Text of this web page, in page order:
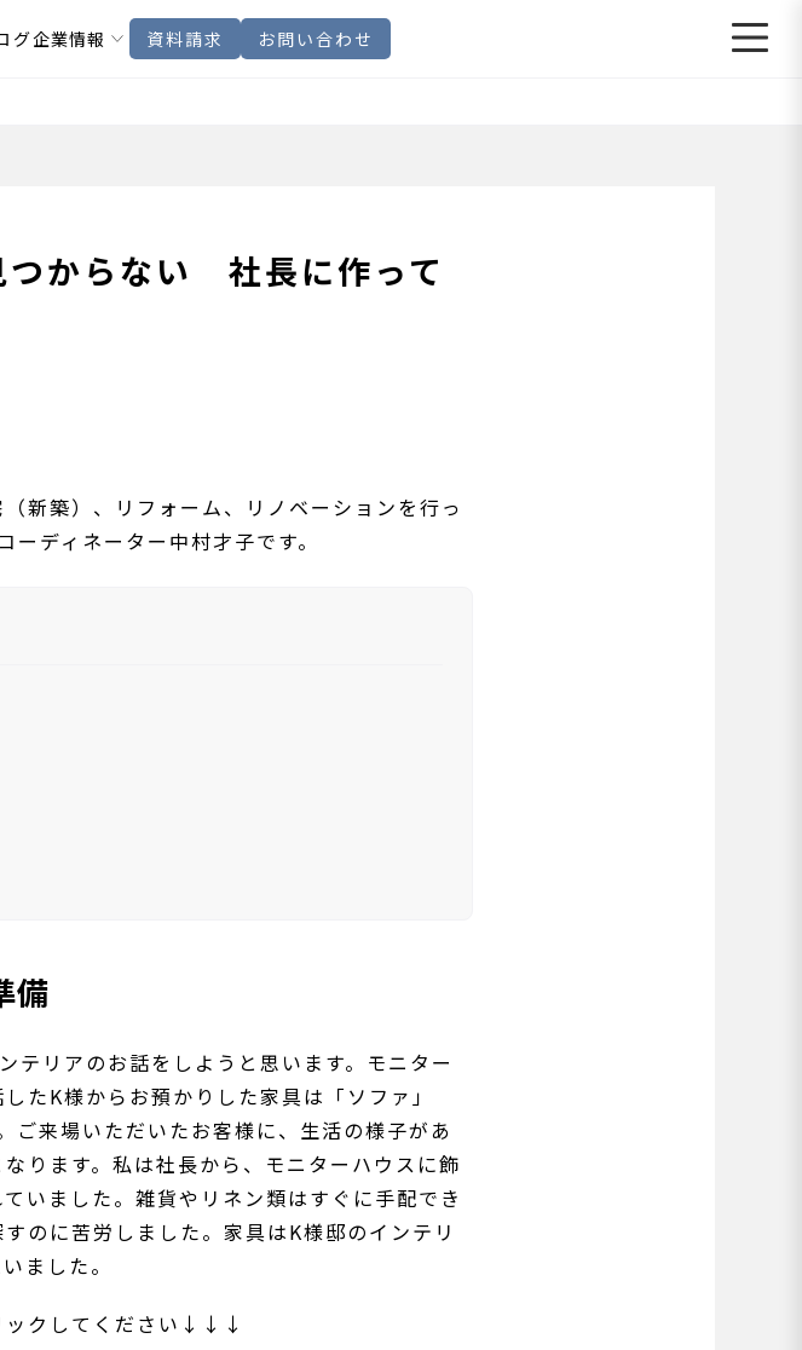
グ企業情報 資料請求 お問い合わせ
つからない 社長に作って
新築）、リフォーム、リノベーションを行っ
ディネーター中村才子です。
備
テリアのお話をしようと思います。モニター
たK様からお預かりした家具は「ソファ」
ご来場いただいたお客様に、生活の様子があ
ります。私は社長から、モニターハウスに飾
いました。雑貨やリネン類はすぐに手配でき
のに苦労しました。家具はK様邸のインテリ
ました。
ックしてください↓↓↓